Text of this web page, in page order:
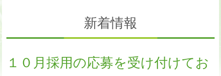
新着情報
１０月採用の応募を受け付けてお